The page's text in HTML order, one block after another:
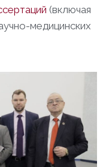
(включая
медицинских